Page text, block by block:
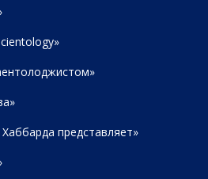
представляет»